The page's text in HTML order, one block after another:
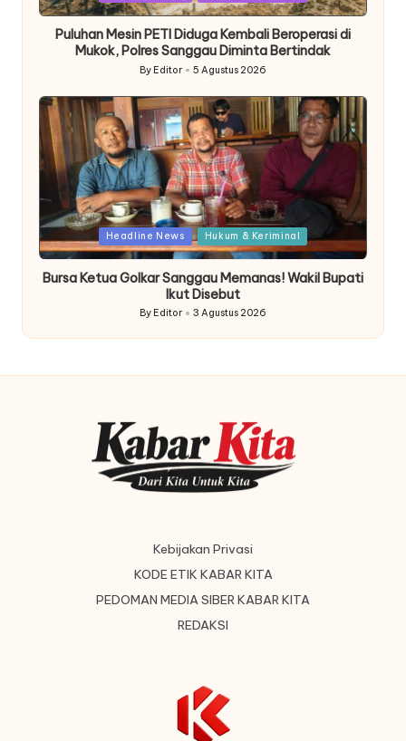
in
Puluhan Mesin PETI Diduga Kembali Beroperasi di
Mukok, Polres Sanggau Diminta Bertindak
Posted
By Editor 5 Agustus 2026
Posted
in
Headline News Hukum & Keriminal
Bursa Ketua Golkar Sanggau Memanas! Wakil Bupati
Ikut Disebut
Posted
by
By Editor 3 Agustus 2026
Kebijakan Privasi
KODE ETIK KABAR KITA
PEDOMAN MEDIA SIBER KABAR KITA
REDAKSI